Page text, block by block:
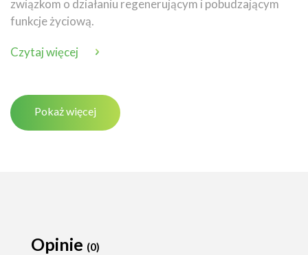
związkom o działaniu regenerującym i pobudzającym
funkcje życiową.
Czytaj więcej
Pokaż więcej
Opinie (0)